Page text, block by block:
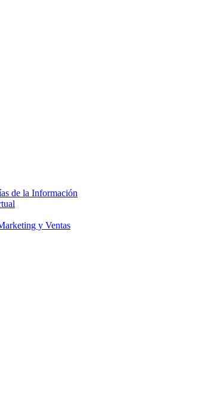
de la Información
y Ventas